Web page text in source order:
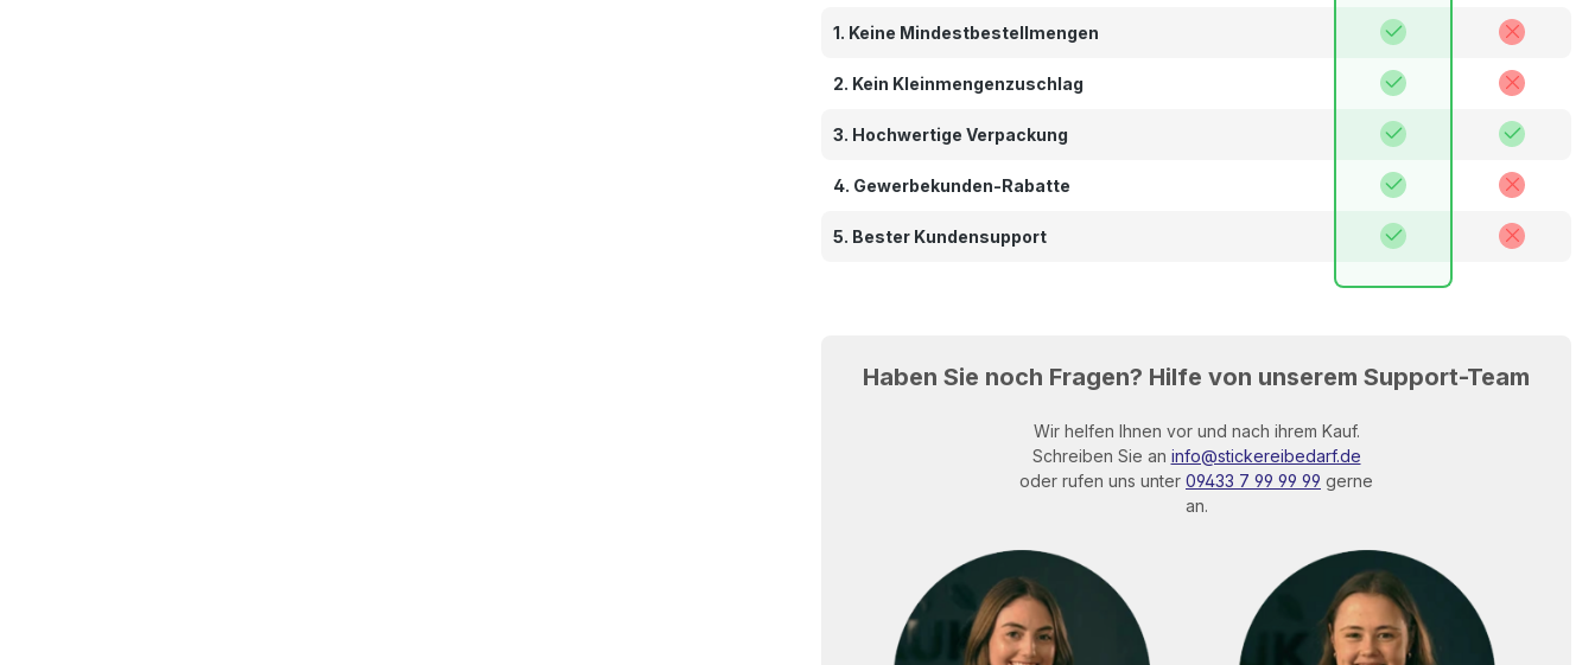
1. Keine Mindestbestellmengen
2. Kein Kleinmengenzuschlag
3. Hochwertige Verpackung
4. Gewerbekunden-Rabatte
5. Bester Kundensupport
Haben Sie noch Fragen? Hilfe von unserem Support-Team
Wir helfen Ihnen vor und nach ihrem Kauf.
Schreiben Sie an info@stickereibedarf.de
oder rufen uns unter 09433 7 99 99 99 gerne
an.